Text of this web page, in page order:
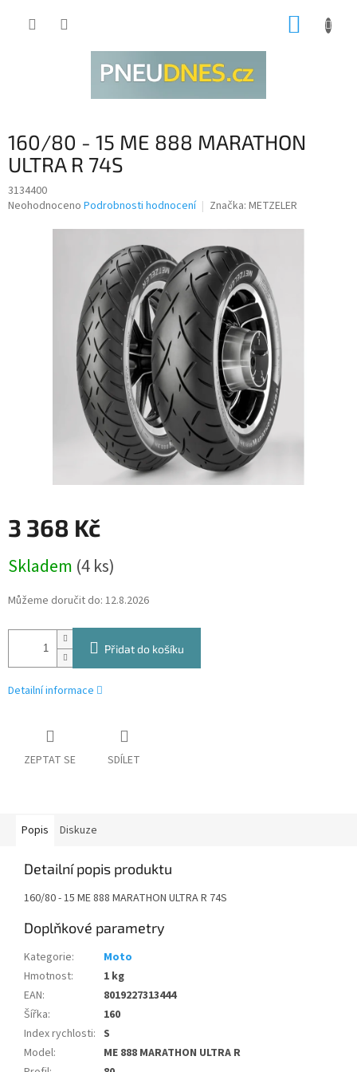
160/80 - 15 ME 888 MARATHON
ULTRA R 74S
3134400
Průměrné
Neohodnoceno Podrobnosti hodnocení Značka: METZELER
3 368 Kč
cena:
Skladem (4 ks)
Můžeme doručit do: 12.8.2026
Přidat do košíku
Detailní informace
ZEPTAT SE SDÍLET
Popis Diskuze
Detailní popis produktu
160/80 - 15 ME 888 MARATHON ULTRA R 74S
Doplňkové parametry
Kategorie:
Moto
Hmotnost:
1 kg
EAN:
8019227313444
Šířka:
160
Index rychlosti: S
Model:
ME 888 MARATHON ULTRA R